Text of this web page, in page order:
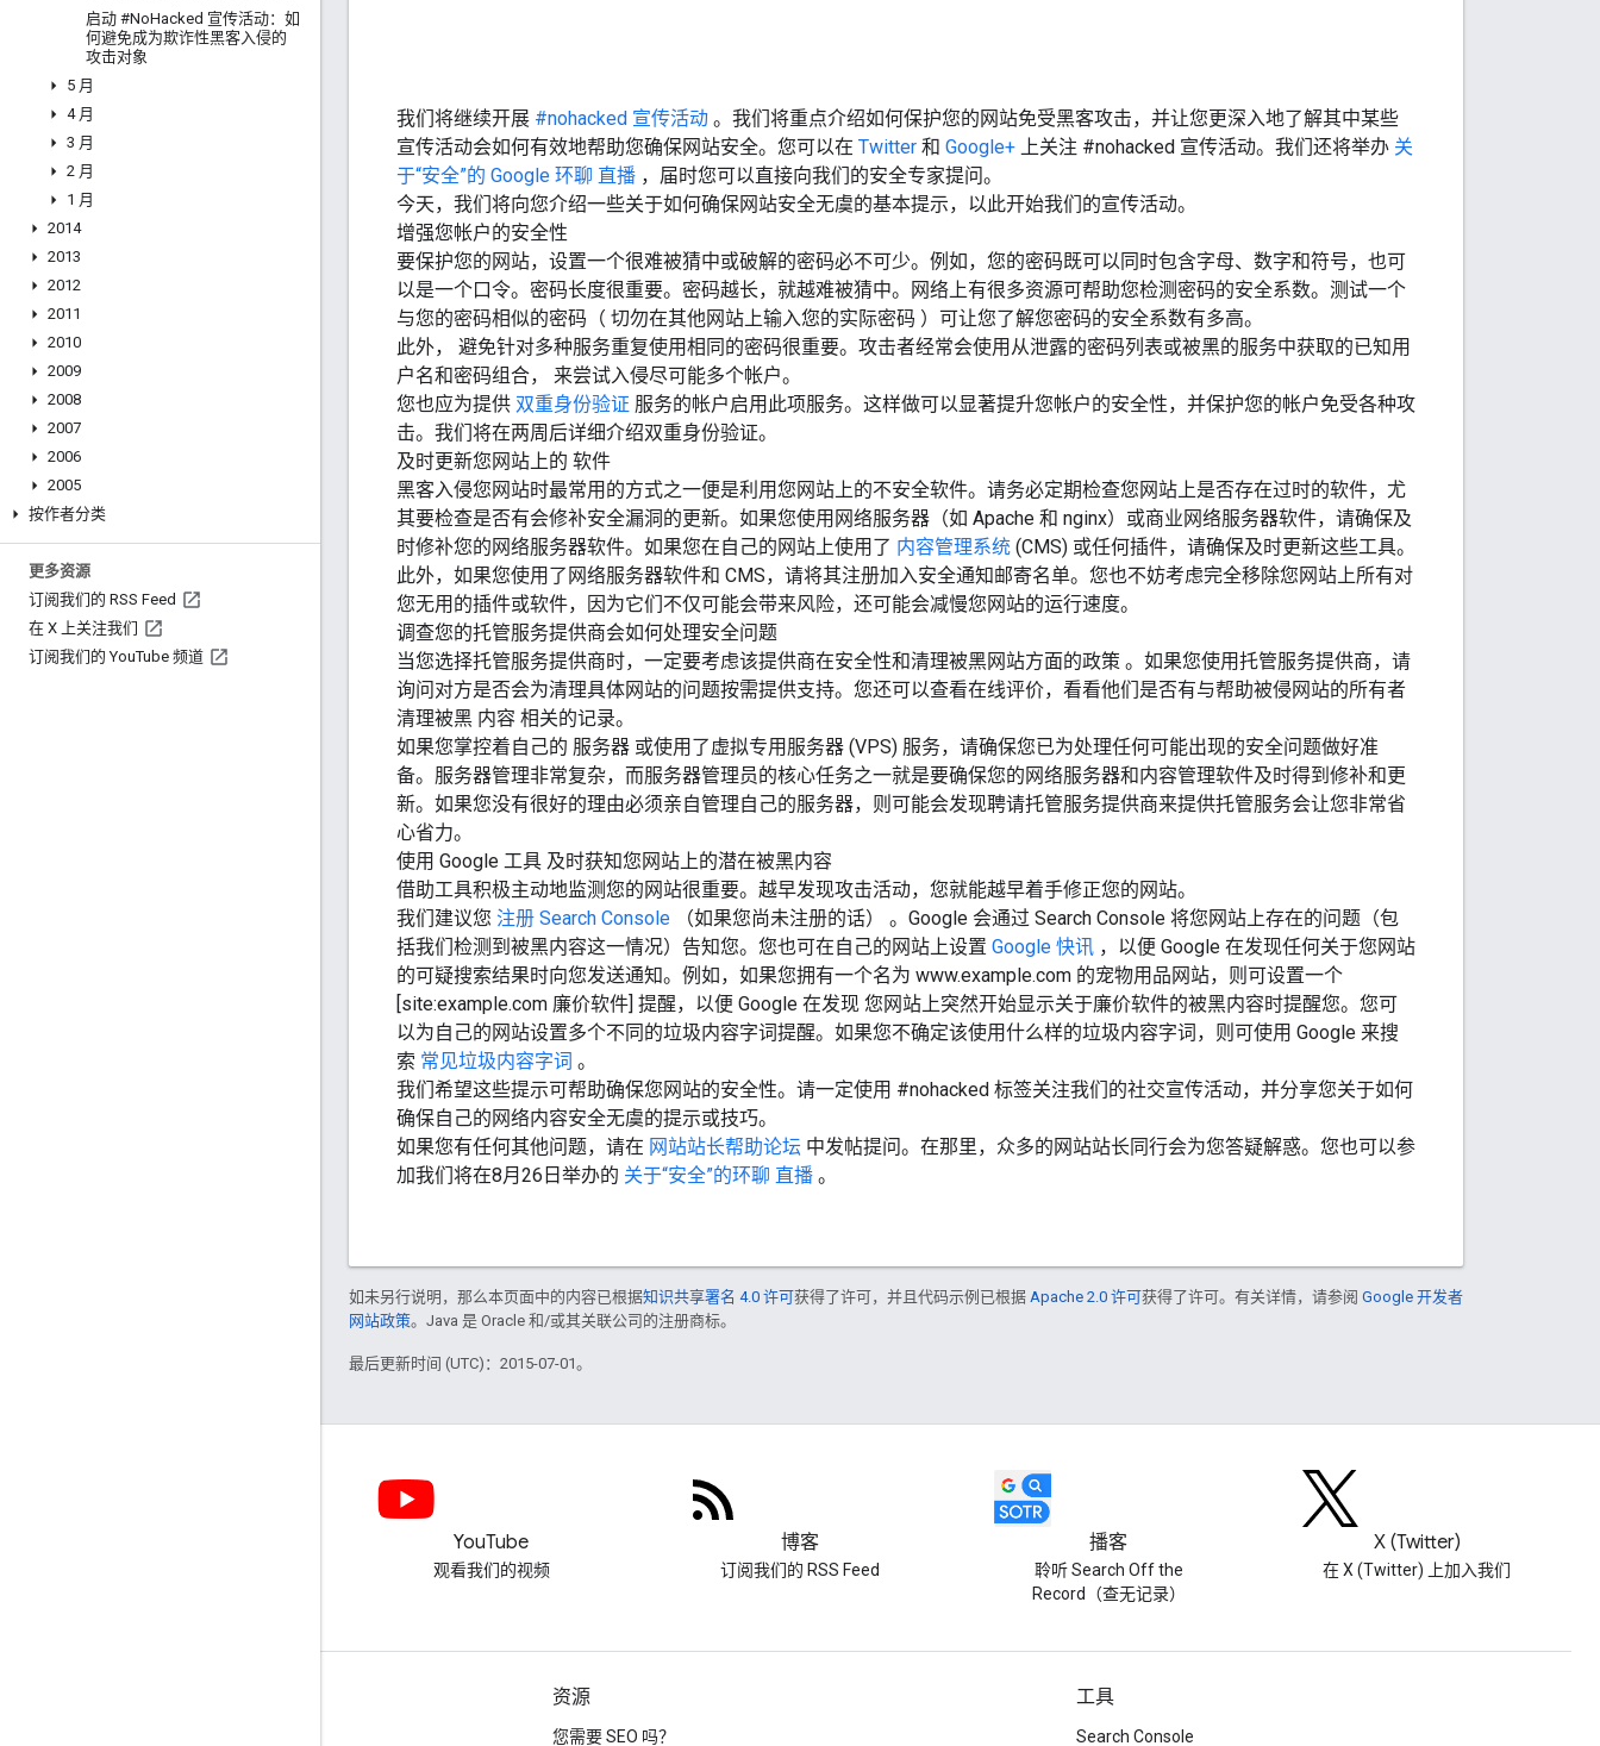
启动 #NoHacked 宣传活动：如
何避免成为欺诈性黑客入侵的
攻击对象
5 月
4 月
3 月
2 月
1 月
2014
2013
2012
2011
2010
2009
2008
2007
2006
2005
按作者分类
更多资源
订阅我们的 RSS Feed
在 X 上关注我们
订阅我们的 YouTube 频道
我们将继续开展 #nohacked 宣传活动 。我们将重点介绍如何保护您的网站免受黑客攻击，并让您更深入地了解其中某些
宣传活动会如何有效地帮助您确保网站安全。您可以在 Twitter 和 Google+ 上关注 #nohacked 宣传活动。我们还将举办 关
于“安全”的 Google 环聊 直播 ，届时您可以直接向我们的安全专家提问。
今天，我们将向您介绍一些关于如何确保网站安全无虞的基本提示，以此开始我们的宣传活动。
增强您帐户的安全性
要保护您的网站，设置一个很难被猜中或破解的密码必不可少。例如，您的密码既可以同时包含字母、数字和符号，也可
以是一个口令。密码长度很重要。密码越长，就越难被猜中。网络上有很多资源可帮助您检测密码的安全系数。测试一个
与您的密码相似的密码（ 切勿在其他网站上输入您的实际密码 ）可让您了解您密码的安全系数有多高。
此外， 避免针对多种服务重复使用相同的密码很重要。攻击者经常会使用从泄露的密码列表或被黑的服务中获取的已知用
户名和密码组合， 来尝试入侵尽可能多个帐户。
您也应为提供 双重身份验证 服务的帐户启用此项服务。这样做可以显著提升您帐户的安全性，并保护您的帐户免受各种攻
击。我们将在两周后详细介绍双重身份验证。
及时更新您网站上的 软件
黑客入侵您网站时最常用的方式之一便是利用您网站上的不安全软件。请务必定期检查您网站上是否存在过时的软件，尤
其要检查是否有会修补安全漏洞的更新。如果您使用网络服务器（如 Apache 和 nginx）或商业网络服务器软件，请确保及
时修补您的网络服务器软件。如果您在自己的网站上使用了 内容管理系统 (CMS) 或任何插件，请确保及时更新这些工具。
此外，如果您使用了网络服务器软件和 CMS，请将其注册加入安全通知邮寄名单。您也不妨考虑完全移除您网站上所有对
您无用的插件或软件，因为它们不仅可能会带来风险，还可能会减慢您网站的运行速度。
调查您的托管服务提供商会如何处理安全问题
当您选择托管服务提供商时，一定要考虑该提供商在安全性和清理被黑网站方面的政策 。如果您使用托管服务提供商，请
询问对方是否会为清理具体网站的问题按需提供支持。您还可以查看在线评价，看看他们是否有与帮助被侵网站的所有者
清理被黑 内容 相关的记录。
如果您掌控着自己的 服务器 或使用了虚拟专用服务器 (VPS) 服务，请确保您已为处理任何可能出现的安全问题做好准
备。服务器管理非常复杂，而服务器管理员的核心任务之一就是要确保您的网络服务器和内容管理软件及时得到修补和更
新。如果您没有很好的理由必须亲自管理自己的服务器，则可能会发现聘请托管服务提供商来提供托管服务会让您非常省
心省力。
使用 Google 工具 及时获知您网站上的潜在被黑内容
借助工具积极主动地监测您的网站很重要。越早发现攻击活动，您就能越早着手修正您的网站。
我们建议您 注册 Search Console （如果您尚未注册的话） 。Google 会通过 Search Console 将您网站上存在的问题（包
括我们检测到被黑内容这一情况）告知您。您也可在自己的网站上设置 Google 快讯 ，以便 Google 在发现任何关于您网站
的可疑搜索结果时向您发送通知。例如，如果您拥有一个名为 www.example.com 的宠物用品网站，则可设置一个
[site:example.com 廉价软件] 提醒，以便 Google 在发现 您网站上突然开始显示关于廉价软件的被黑内容时提醒您。您可
以为自己的网站设置多个不同的垃圾内容字词提醒。如果您不确定该使用什么样的垃圾内容字词，则可使用 Google 来搜
索 常见垃圾内容字词 。
我们希望这些提示可帮助确保您网站的安全性。请一定使用 #nohacked 标签关注我们的社交宣传活动，并分享您关于如何
确保自己的网络内容安全无虞的提示或技巧。
如果您有任何其他问题，请在 网站站长帮助论坛 中发帖提问。在那里，众多的网站站长同行会为您答疑解惑。您也可以参
加我们将在8月26日举办的 关于“安全”的环聊 直播 。
如未另行说明，那么本页面中的内容已根据知识共享署名 4.0 许可获得了许可，并且代码示例已根据 Apache 2.0 许可获得了许可。有关详情，请参阅 Google 开发者
网站政策。Java 是 Oracle 和/或其关联公司的注册商标。
最后更新时间 (UTC)：2015-07-01。
YouTube
观看我们的视频
博客
订阅我们的 RSS Feed
播客
聆听 Search Off the
Record（查无记录）
X (Twitter)
在 X (Twitter) 上加入我们
资源
您需要 SEO 吗？
工具
Search Console